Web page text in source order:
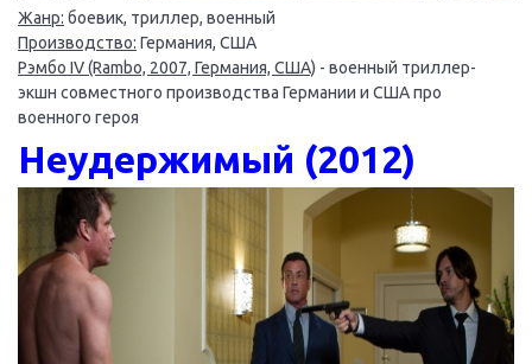
Жанр: боевик, триллер, военный
Производство: Германия, США
Рэмбо IV (Rambo, 2007, Германия, США) - военный триллер-
экшн совместного производства Германии и США про
военного героя
Неудержимый (2012)